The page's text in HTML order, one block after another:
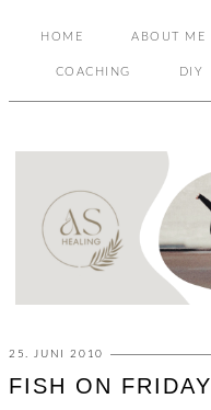
HOME ABOUT ME
COACHING DIY
25. JUNI 2010
FISH ON FRIDAY